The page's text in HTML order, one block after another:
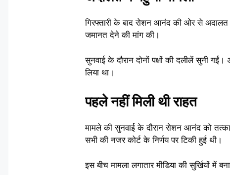
गिरफ्तारी के बाद रोशन आनंद की ओर से
जमानत देने की मांग की।
सुनवाई के दौरान दोनों पक्षों की दलीलें सुनी
लिया था।
पहले नहीं मिली थी राहत
मामले की सुनवाई के दौरान रोशन आनंद को
सभी की नजर कोर्ट के निर्णय पर टिकी हुई थी।
इस बीच मामला लगातार मीडिया की सुर्खियों में